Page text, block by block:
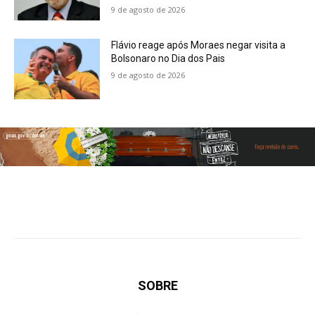
9 de agosto de 2026
Flávio reage após Moraes negar visita a
Bolsonaro no Dia dos Pais
9 de agosto de 2026
SOBRE